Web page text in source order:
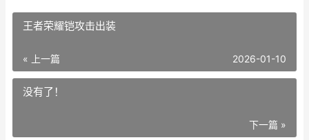
王者荣耀铠攻击出装
« 上一篇 2026-01-10
没有了！
下一篇 »